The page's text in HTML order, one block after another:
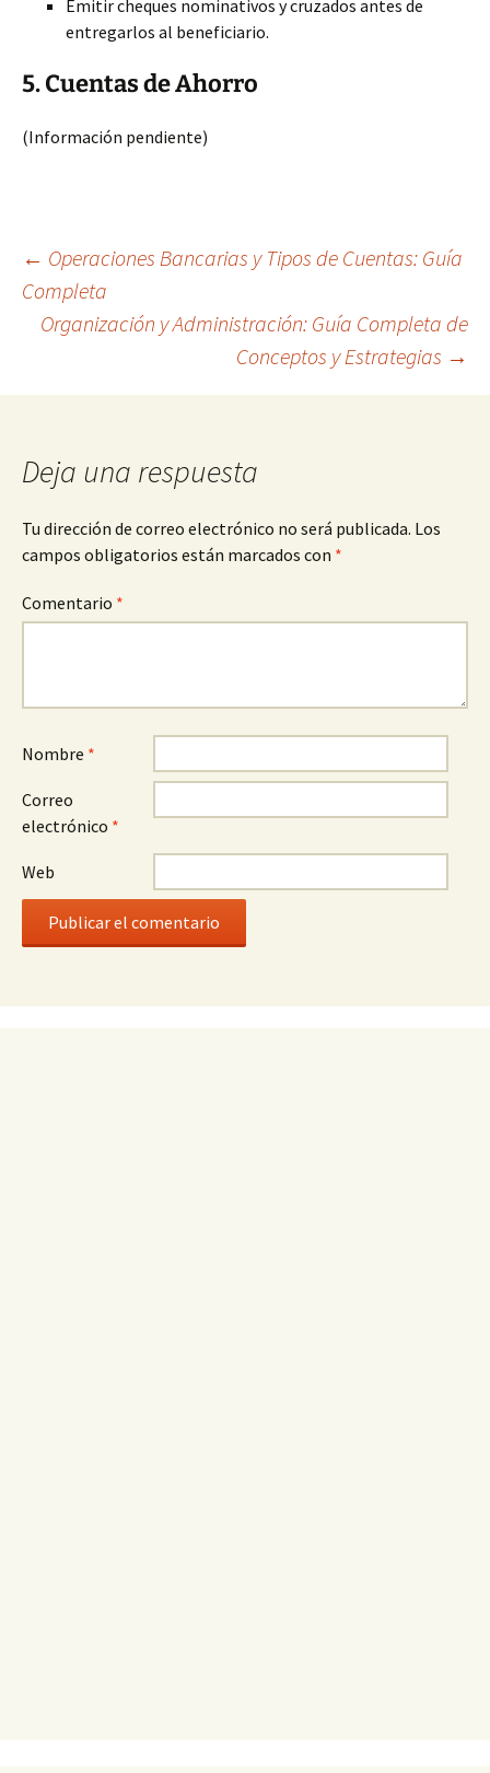
Emitir cheques nominativos y cruzados antes de
entregarlos al beneficiario.
5. Cuentas de Ahorro
(Información pendiente)
Navegación
de
entradas
← Operaciones Bancarias y Tipos de Cuentas: Guía
Completa
Organización y Administración: Guía Completa de
Conceptos y Estrategias →
Deja una respuesta
Tu dirección de correo electrónico no será publicada. Los
campos obligatorios están marcados con *
Comentario *
Nombre *
Correo
electrónico *
Web